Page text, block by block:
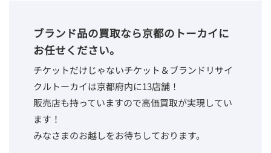
ブランド品の買取なら京都のトーカイに
お任せください。
チケットだけじゃないチケット＆ブランドリサイ
クルトーカイは京都府内に13店舗！
販売店も持っていますので高価買取が実現してい
ます！
みなさまのお越しをお待ちしております。